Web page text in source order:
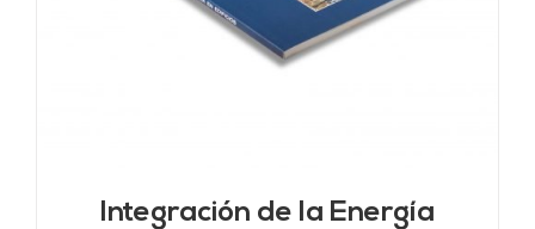
Integración de la Energía